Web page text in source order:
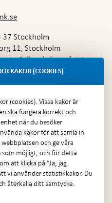
37 Stockholm
11, Stockholm
4, Brunkebergsfaret,
-
Öppnas
i
ny
KAKOR (COOKIES)
(cookies). Vissa kakor är
ska fungera korrekt och
när du besöker
kakor för att samla in
och ge våra
som möjligt, och för detta
att klicka på ”Ja, jag
vi använder statistikkakor. Du
återkalla ditt samtycke.